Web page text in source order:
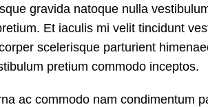
gravida natoque nulla
Et iaculis mi velit tincidunt
scelerisque parturient
pretium commodo inceptos.
ac commodo nam condimentum